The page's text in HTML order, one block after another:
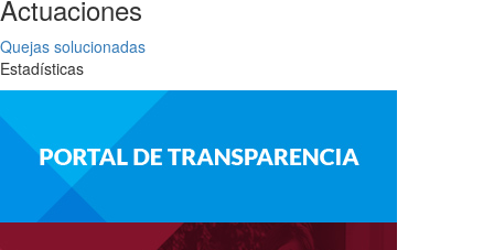
Actuaciones
Quejas solucionadas
Estadísticas